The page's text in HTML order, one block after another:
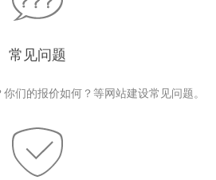
常见问题
们的报价如何？等网站建设常见问题。